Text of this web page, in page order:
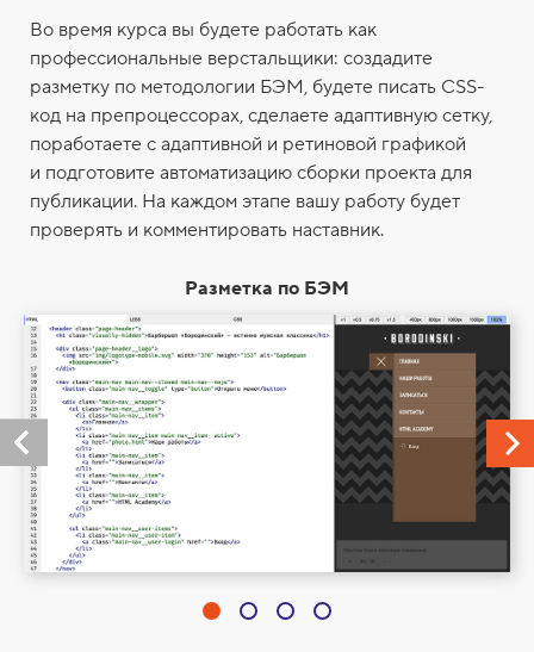
Во время курса вы будете работать как
профессиональные верстальщики: создадите
разметку по методологии БЭМ, будете писать CSS-
код на препроцессорах, сделаете адаптивную сетку,
поработаете с адаптивной и ретиновой графикой
и подготовите автоматизацию сборки проекта для
публикации. На каждом этапе вашу работу будет
проверять и комментировать наставник.
Разметка по БЭМ